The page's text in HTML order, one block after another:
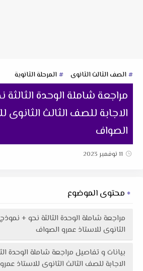
الصف الثالث الثانوى المرحلة الثانوية
مراجعة شاملة الوحدة
الاجابة للصف الثالث الثانوى
الصواف
11 نوفمبر 2023
محتوى الموضوع
مراجعة شاملة الوحدة الثالثة نحو +
الثانوى للاستاذ عمرو الصواف
بيانات و تفاصيل مراجعة شاملة الوحدة
الاجابة للصف الثالث الثانوى للاستاذ